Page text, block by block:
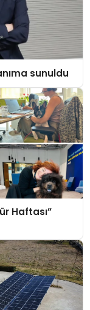
sunuldu
Haftası”